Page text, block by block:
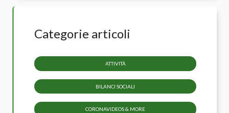
Categorie articoli
ATTIVITÀ
BILANCI SOCIALI
CORONAVIDEOS & MORE